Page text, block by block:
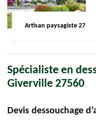
Artisan paysagiste 27
Spécialiste en
Giverville 27560
Devis dessouchage